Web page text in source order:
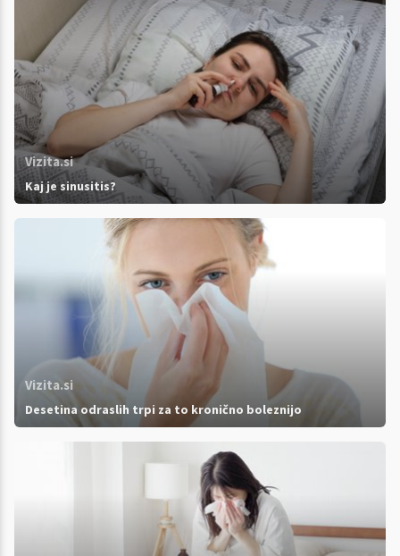
Vizita.si
Kaj je sinusitis?
Vizita.si
Desetina odraslih trpi za to kronično boleznijo